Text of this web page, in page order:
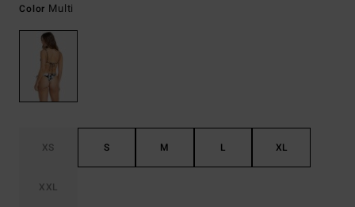
Color Multi
XS S M L XL
XXL